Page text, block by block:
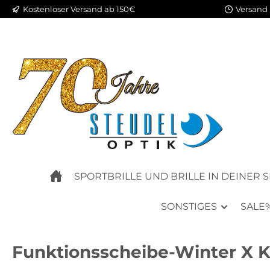
Hauptinhalt springen
Zur Suche springen
Zur Hauptnavigation springen
Kostenloser Versand ab 150€ Versand
SPORTBRILLE UND BRILLE IN DEINER
SONSTIGES
Funktionsscheibe-Winter X